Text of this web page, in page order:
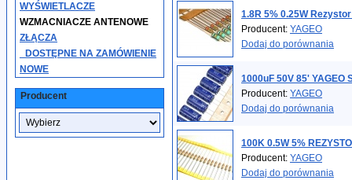
WYŚWIETLACZE
WZMACNIACZE ANTENOWE
ZŁĄCZA
_DOSTĘPNE NA ZAMÓWIENIE
NOWE
Producent
1.8R 5% 0.25W
Producent: YAGEO
Dodaj do porównania
1000uF 50V 85' YAGEO
Producent: YAGEO
Dodaj do porównania
100K 0.5W 5%
Producent: YAGEO
Dodaj do porównania